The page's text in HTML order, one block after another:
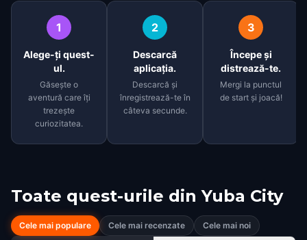
1
Alege-ți quest-
ul.
Găsește o
aventură care îți
trezește
curiozitatea.
2
Descarcă
aplicația.
Descarcă și
înregistrează-te în
câteva secunde.
3
Începe și
distrează-te.
Mergi la punctul
de start și joacă!
Toate quest-urile din Yuba City
Cele mai populare Cele mai recenzate
Cele mai noi